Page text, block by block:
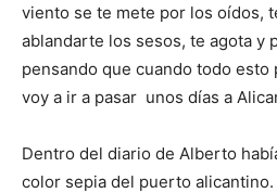
viento se te mete por los oídos,
ablandarte los sesos, te agota y
pensando que cuando todo esto
voy a ir a pasar unos días a
Dentro del diario de Alberto
color sepia del puerto